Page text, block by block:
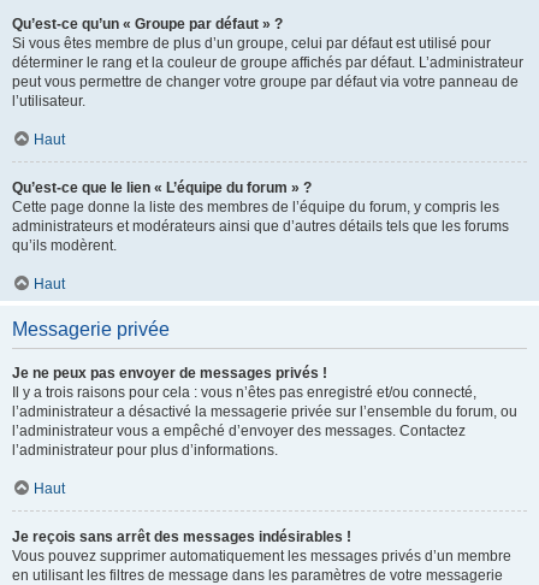
Qu’est-ce qu’un « Groupe par défaut » ?
Si vous êtes membre de plus d’un groupe, celui par défaut est utilisé pour
déterminer le rang et la couleur de groupe affichés par défaut. L’administrateur
peut vous permettre de changer votre groupe par défaut via votre panneau de
l’utilisateur.
Haut
Qu’est-ce que le lien « L’équipe du forum » ?
Cette page donne la liste des membres de l’équipe du forum, y compris les
administrateurs et modérateurs ainsi que d’autres détails tels que les forums
qu’ils modèrent.
Haut
Messagerie privée
Je ne peux pas envoyer de messages privés !
Il y a trois raisons pour cela : vous n’êtes pas enregistré et/ou connecté,
l’administrateur a désactivé la messagerie privée sur l’ensemble du forum, ou
l’administrateur vous a empêché d’envoyer des messages. Contactez
l’administrateur pour plus d’informations.
Haut
Je reçois sans arrêt des messages indésirables !
Vous pouvez supprimer automatiquement les messages privés d’un membre
en utilisant les filtres de message dans les paramètres de votre messagerie